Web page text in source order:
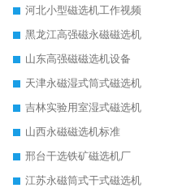
河北小型磁选机工作视频
黑龙江高强磁永磁磁选机
山东高强磁磁选机设备
天津永磁湿式筒式磁选机
吉林实验用室湿式磁选机
山西永磁磁选机标准
邢台干选铁矿磁选机厂
江苏永磁筒式干式磁选机